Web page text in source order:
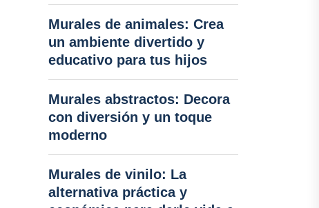
Murales de animales: Crea
un ambiente divertido y
educativo para tus hijos
Murales abstractos: Decora
con diversión y un toque
moderno
Murales de vinilo: La
alternativa práctica y